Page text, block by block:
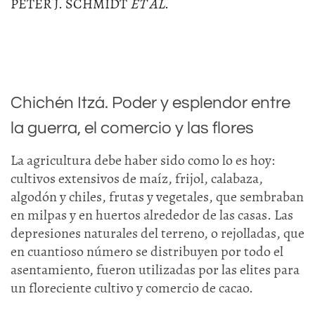
PETER J. SCHMIDTET AL.
Chichén Itzá. Poder y esplendor entre
la guerra, el comercio y las flores
La agricultura debe haber sido como lo es hoy:
cultivos extensivos de maíz, frijol, calabaza,
algodón y chiles, frutas y vegetales, que sembraban
en milpas y en huertos alrededor de las casas. Las
depresiones naturales del terreno, o rejolladas, que
en cuantioso número se distribuyen por todo el
asentamiento, fueron utilizadas por las elites para
un floreciente cultivo y comercio de cacao.